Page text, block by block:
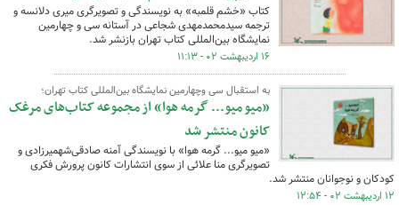
کتاب «خشم قلمبه‌» به نویسندگی و تصویرگری میری دلانسه و
ترجمه سیدمحمدمهدی شجاعی در آستانه سی و چهارمین
نمایشگاه بین‌المللی کتاب تهران بازنشر شد.
۱۶ اردیبهشت ۰۲ - ۱۱:۱۳
به استقبال سی وچهارمین نمایشگاه بین‌المللی کتاب تهران؛
«میو میو... گرمه هوا» از مجموعه کتاب‌های مرغک
کانون منتشر شد
«میو میو... گرمه هوا» با نویسندگی آمنه صادقی‌شهمیرزادی و
تصویرگری منا علائی از سوی انتشارات کانون پرورش فکری
کودکان و نوجوانان منتشر شد.
۱۲ اردیبهشت ۰۲ - ۱۲:۵۴